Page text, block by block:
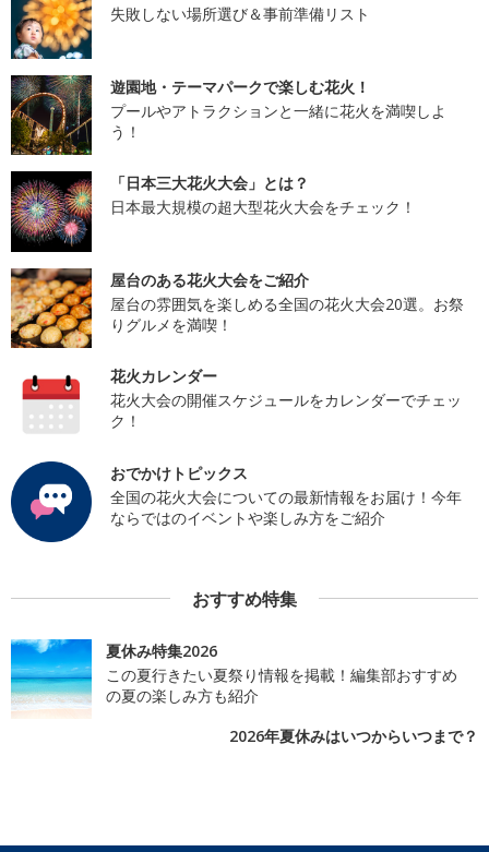
失敗しない場所選び＆事前準備リスト
遊園地・テーマパークで楽しむ花火！
プールやアトラクションと一緒に花火を満喫しよ
う！
「日本三大花火大会」とは？
日本最大規模の超大型花火大会をチェック！
屋台のある花火大会をご紹介
屋台の雰囲気を楽しめる全国の花火大会20選。お祭
りグルメを満喫！
花火カレンダー
花火大会の開催スケジュールをカレンダーでチェッ
ク！
おでかけトピックス
全国の花火大会についての最新情報をお届け！今年
ならではのイベントや楽しみ方をご紹介
おすすめ特集
夏休み特集2026
この夏行きたい夏祭り情報を掲載！編集部おすすめ
の夏の楽しみ方も紹介
2026年夏休みはいつからいつまで？